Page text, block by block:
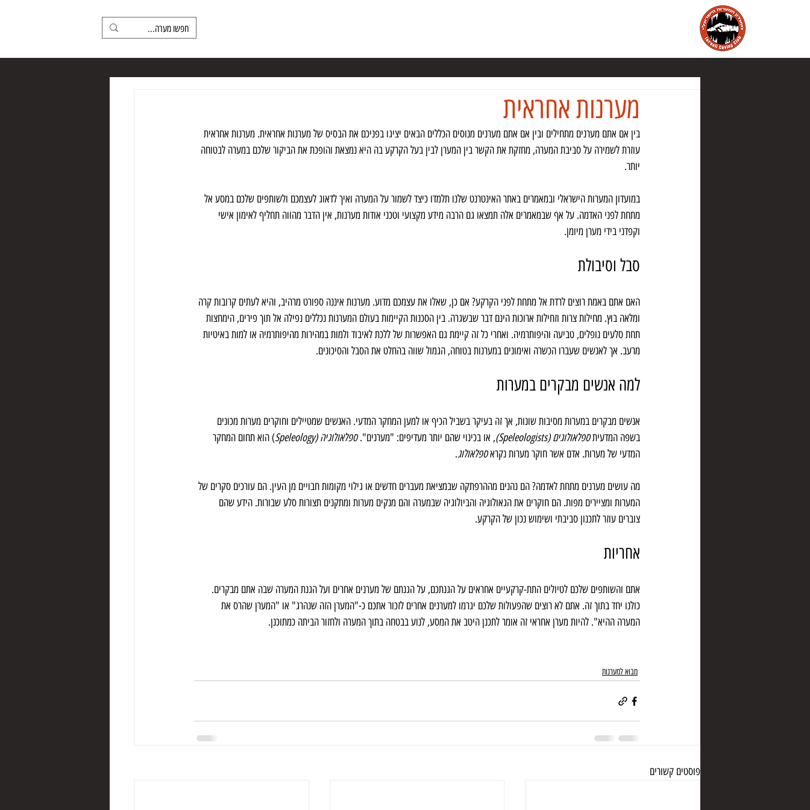
מערנות אחראית
בין אם אתם מערנים מתחילים ובין אם אתם מערנים מנוסים הכללים הבאים יציגו בפניכם את הבסיס של מערנות אחראית. מערנות אחראית
עוזרת לשמירה על סביבת המערה, מחזקת את הקשר בין המערן לבין בעל הקרקע בה היא נמצאת והופכת את הביקור שלכם במערה לבטוחה
יותר.
במועדון המערות הישראלי ובמאמרים באתר האינטרנט שלנו תלמדו כיצד לשמור על המערה ואיך לדאוג לעצמכם ולשותפים שלכם במסע אל
מתחת לפני האדמה. על אף שבמאמרים אלה תמצאו גם הרבה מידע מקצועי וטכני אודות מערנות, אין הדבר מהווה תחליף לאימון אישי
וקפדני בידי מערן מיומן.
סבל וסיבולת
האם אתם באמת רוצים לרדת אל מתחת לפני הקרקע? אם כן, שאלו את עצמכם מדוע. מערנות איננה ספורט מרהיב, והיא לעתים קרובות קרה
ומלאה בוץ. מחילות צרות וזחילות ארוכות הינם דבר שבשגרה. בין הסכנות הקיימות בעולם המערנות נכללים נפילה אל תוך פירים, הימחצות
תחת סלעים נופלים, טביעה והיפותרמיה. ואחרי כל זה קיימת גם האפשרות של ללכת לאיבוד ולמות במהירות מהיפותרמיה או למות באיטיות
מרעב. אך לאנשים שעברו הכשרה ואימונים במערנות בטוחה, הגמול שווה בהחלט את הסבל והסיכונים.
למה אנשים מבקרים במערות
אנשים מבקרים במערות מסיבות שונות, אך זה בעיקר בשביל הכיף או למען המחקר המדעי. האנשים שמטיילים וחוקרים מערות מכונים
בשפה המדעית ספלאולוגים (Speleologists) , או בכינוי שהם יותר מעדיפים: "מערנים". ספלאולוגיה (Speleology
) הוא תחום המחקר
המדעי של מערות. אדם אשר חוקר מערות נקרא ספלאולוג.
מה עושים מערנים מתחת לאדמה? הם נהנים מההרפתקה שבמציאת מעברים חדשים או גילוי מקומות חבויים מן העין. הם עורכים סקרים של
המערות ומציירים מפות. הם חוקרים את הגאולוגיה והביולוגיה שבמערה והם מנקים מערות ומתקנים תצורות סלע שבורות. הידע שהם
צוברים עוזר לתכנון סביבתי ושימוש נכון של הקרקע.
אחריות
אתם והשותפים שלכם לטיולים התת-קרקעיים אחראים על הגנתכם, על הגנתם של מערנים אחרים ועל הגנת המערה שבה אתם מבקרים.
כולנו יחד בתוך זה. אתם לא רוצים שהפעולות שלכם יגרמו למערנים אחרים לזכור אתכם כ-"המערן הזה שנהרג" או "המערן שהרס את
המערה ההיא". להיות מערן אחראי זה אומר לתכנן היטב את המסע, לנוע בבטחה בתוך המערה ולחזור הביתה כמתוכנן.
מבוא למערנות
פוסטים קשורים